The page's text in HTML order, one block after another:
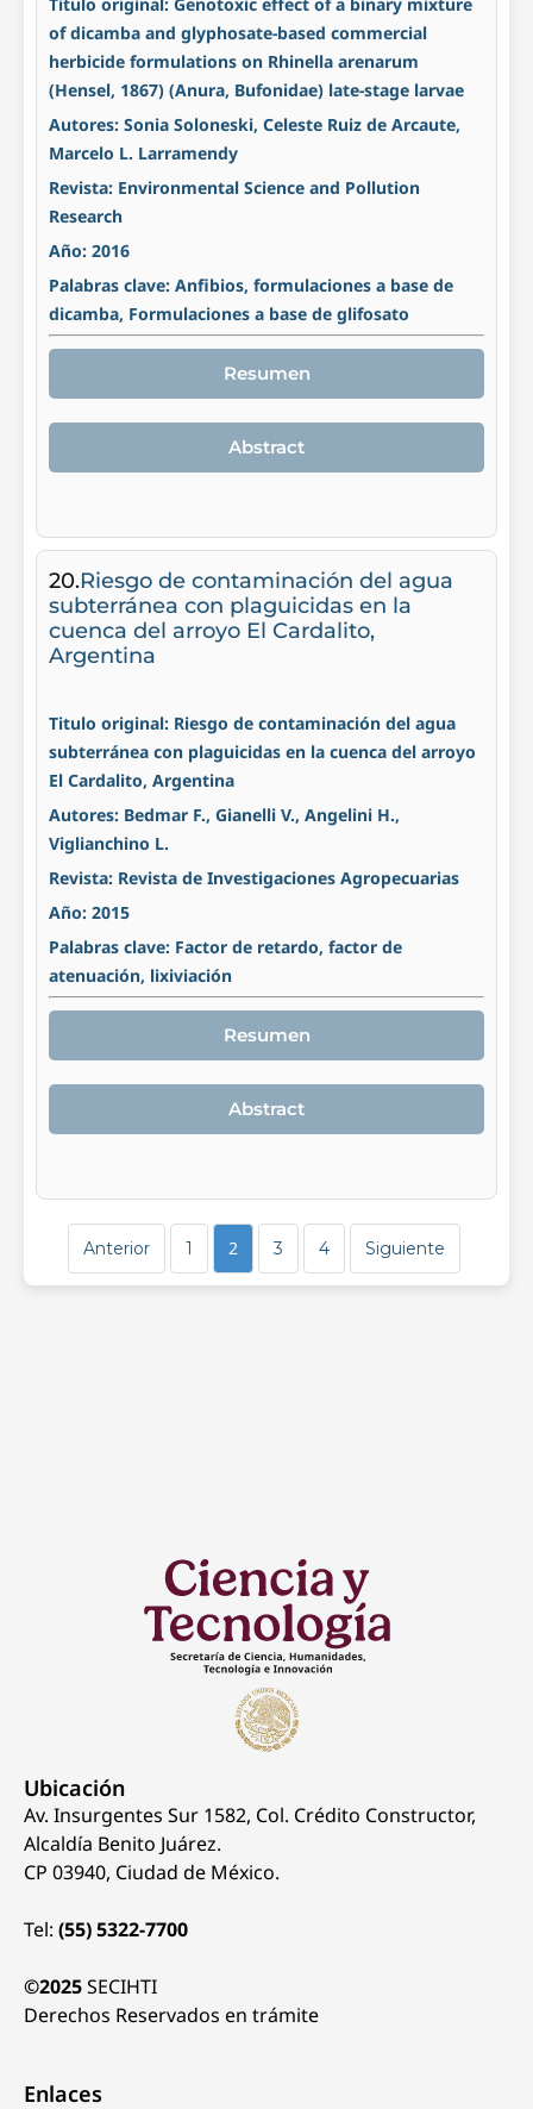
of dicamba and glyphosate-based commercial
herbicide formulations on Rhinella arenarum
(Hensel, 1867) (Anura, Bufonidae) late-stage larvae
Autores: Sonia Soloneski, Celeste Ruiz de Arcaute,
Marcelo L. Larramendy
Revista: Environmental Science and Pollution
Research
Año: 2016
Palabras clave: Anfibios, formulaciones a base de
dicamba, Formulaciones a base de glifosato
Resumen
Abstract
20.Riesgo de contaminación del agua
subterránea con plaguicidas en la
cuenca del arroyo El Cardalito,
Argentina
Titulo original: Riesgo de contaminación del agua
subterránea con plaguicidas en la cuenca del arroyo
El Cardalito, Argentina
Autores: Bedmar F., Gianelli V., Angelini H.,
Viglianchino L.
Revista: Revista de Investigaciones Agropecuarias
Año: 2015
Palabras clave: Factor de retardo, factor de
atenuación, lixiviación
Resumen
Abstract
Anterior 1 2 3 4 Siguiente
Ubicación
Av. Insurgentes Sur 1582, Col. Crédito Constructor,
Alcaldía Benito Juárez.
CP 03940, Ciudad de México.
Tel: (55) 5322-7700
©2025SECIHTI
Derechos Reservados en trámite
Enlaces